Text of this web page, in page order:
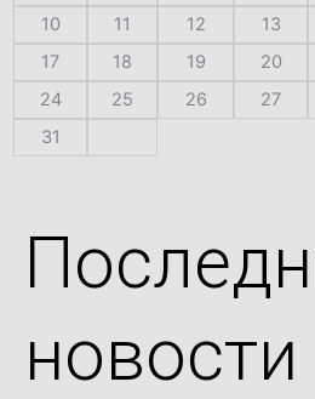
10
11 12 13
17
18 19 20
24
25 26 27
31
новости